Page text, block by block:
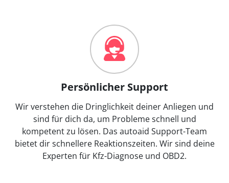
Persönlicher Support
Wir verstehen die Dringlichkeit deiner Anliegen und
sind für dich da, um Probleme schnell und
kompetent zu lösen. Das autoaid Support-Team
bietet dir schnellere Reaktionszeiten. Wir sind deine
Experten für Kfz-Diagnose und OBD2.